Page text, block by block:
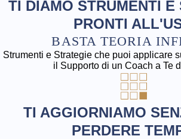
TI DIAMO STRUMENTI E
PRONTI
BASTA TEORIA
Strumenti e Strategie che puoi applicare
il Supporto di un Coach a Te
TI AGGIORNIAMO
PERDERE